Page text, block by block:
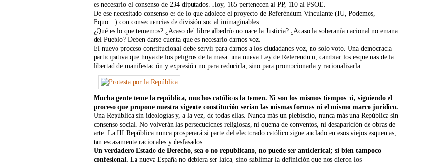
es necesario el consenso de 234 diputados. Hoy, 185 pertenecen al PP, 110 al PSOE.
De ese necesitado consenso es de lo que adolece el proyecto de Referéndum Vinculante (IU, Podemos,
Equo…) con consecuencias de división social inimaginables.
¿Qué es lo que tememos? ¿Acaso del libre albedrío no nace la Justicia? ¿Acaso la soberanía nacional no emana
del Pueblo? Deben darse cuenta que es necesario darnos voz.
El nuevo proceso constitucional debe servir para darnos a los ciudadanos voz, no solo voto. Una democracia
participativa que huya de los peligros de la masa: una nueva Ley de Referéndum, cambiar los esquemas de la
libertad de manifestación y expresión no para reducirla, sino para promocionarla y racionalizarla.
Mucha gente teme la república, muchos católicos la temen. Ni son los mismos tiempos ni, siguiendo el
proceso que propone nuestra vigente constitución serían las mismas formas ni el mismo marco jurídico.
Una República sin ideologías y, a la vez, de todas ellas. Nunca más un plebiscito, nunca más una República sin
consenso social. No volverán las persecuciones religiosas, ni quema de conventos, ni desaparición de obras de
arte. La III República nunca prosperará si parte del electorado católico sigue anclado en esos viejos esquemas,
tan escasamente racionales y desfasados.
Un verdadero Estado de Derecho, sea o no republicano, no puede ser anticlerical; si bien tampoco
confesional. La nueva España no debiera ser laica, sino sublimar la definición que nos dieron los